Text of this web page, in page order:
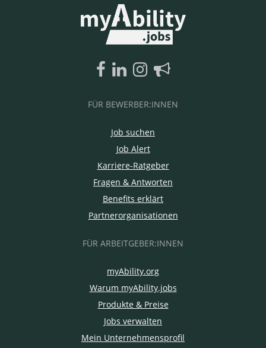
FÜR BEWERBER:INNEN
Job suchen
Job Alert
Karriere-Ratgeber
Fragen & Antworten
Benefits erklärt
Partnerorganisationen
FÜR ARBEITGEBER:INNEN
myAbility.org
Warum myAbility.jobs
Produkte & Preise
Jobs verwalten
Mein Unternehmensprofil